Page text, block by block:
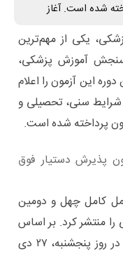
شده است. آغاز
یکی از مهم‌ترین
آموزش پزشکی،
این آزمون را اعلام
شرایط سنی، تحصیلی و
پرداخته شده است.
پذیرش دستیار فوق
کامل چهل و دومین
منتشر کرد. بر اساس
این دستورالعمل، آزمون کتبی این دوره در روز پنجشنبه، ۲۷ دی